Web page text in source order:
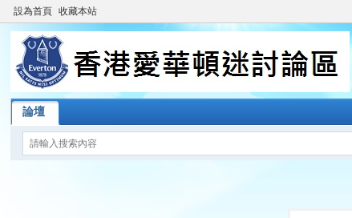
設為首頁 收藏本站
論壇